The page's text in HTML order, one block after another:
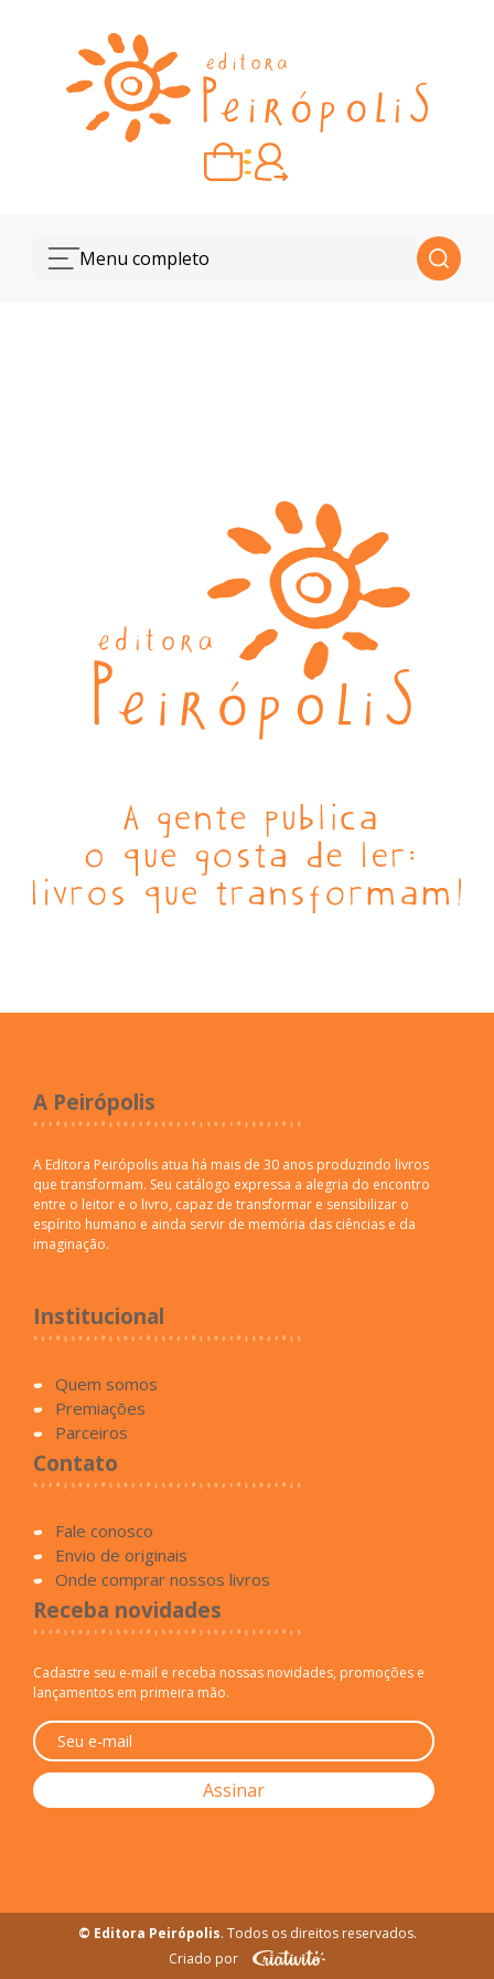
Carrinho vazio
Quando escolher seus livros, eles aparecem aqui.
Menu completo
A Peirópolis
A Editora Peirópolis atua há mais de 30 anos produzindo livros
que transformam. Seu catálogo expressa a alegria do encontro
entre o leitor e o livro, capaz de transformar e sensibilizar o
espírito humano e ainda servir de memória das ciências e da
imaginação.
Institucional
Quem somos
Premiações
Parceiros
Contato
Fale conosco
Envio de originais
Onde comprar nossos livros
Receba novidades
Cadastre seu e-mail e receba nossas novidades, promoções e
lançamentos em primeira mão.
© Editora Peirópolis. Todos os direitos reservados.
Criado por